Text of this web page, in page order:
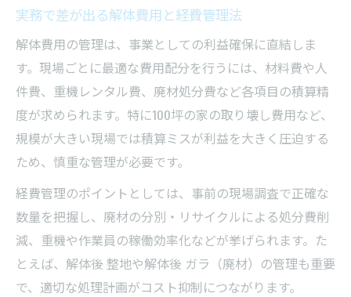
実務で差が出る解体費用と経費管理法
解体費用の管理は、事業としての利益確保に直結しま
す。現場ごとに最適な費用配分を行うには、材料費や人
件費、重機レンタル費、廃材処分費など各項目の積算精
度が求められます。特に100坪の家の取り壊し費用など、
規模が大きい現場では積算ミスが利益を大きく圧迫する
ため、慎重な管理が必要です。
経費管理のポイントとしては、事前の現場調査で正確な
数量を把握し、廃材の分別・リサイクルによる処分費削
減、重機や作業員の稼働効率化などが挙げられます。た
とえば、解体後 整地や解体後 ガラ（廃材）の管理も重要
で、適切な処理計画がコスト抑制につながります。